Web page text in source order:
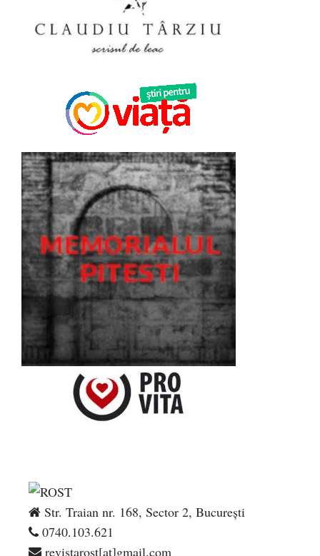
Str. Traian nr. 168, Sector 2, București
0740.103.621
revistarost[at]gmail.com